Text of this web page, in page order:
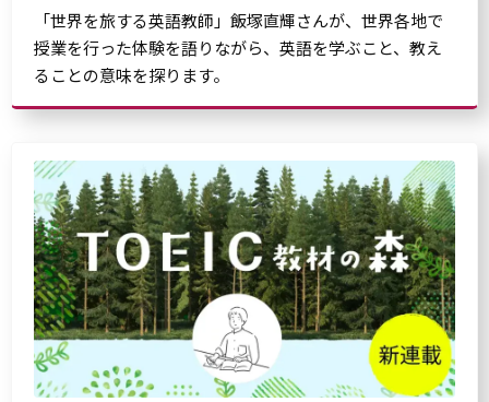
「世界を旅する英語教師」飯塚直輝さんが、世界各地で
授業を行った体験を語りながら、英語を学ぶこと、教え
ることの意味を探ります。